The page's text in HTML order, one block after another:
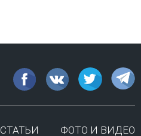
СТАТЬИ ФОТО И ВИДЕО